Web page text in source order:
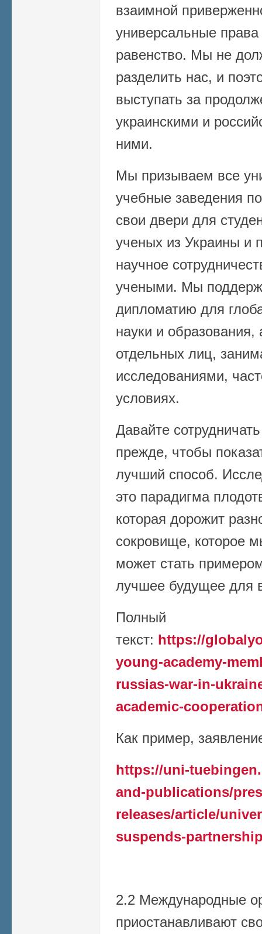
взаимной
универсальные
равенство. Мы не
разделить нас, и
выступать за
украинскими и
ними.
Мы призываем все
учебные заведения
свои двери для
ученых из Украины и
научное
учеными. Мы
дипломатию для
науки и
отдельных лиц,
исследованиями,
условиях.
Давайте
прежде, чтобы
лучший способ.
это парадигма
которая дорожит
сокровище, которое
может стать
лучшее будущее для
Полный
текст: https://
young-academy-
russias-war-in-
academic-
Как пример,
https://uni-
and-publications/
releases/article/
suspends-
2.2 Международные
приостанавливают